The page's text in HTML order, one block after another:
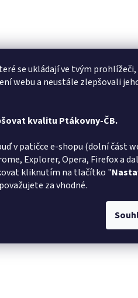
se ukládají ve tvým prohlížeči,
webu a neustále zlepšovali
kvalitu Ptákovny-ČB.
v patičce e-shopu (dolní část
Explorer, Opera, Firefox a
kliknutím na tlačítko "
za vhodné.